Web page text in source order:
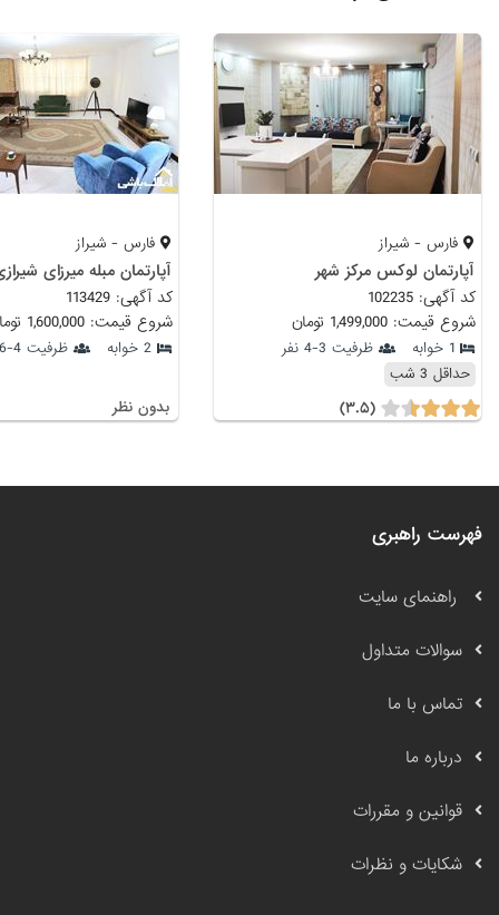
فارس - شیراز
آپارتمان لوکس مرکز شهر
کد آگهی: 102235
شروع قیمت: 1,499,000 تومان
1 خوابه
ظرفیت 3-4 نفر
حداقل 3 شب
(۳.۵)
فارس - شیراز
آپارتمان مبله میرزای
کد آگهی: 113429
شروع قیمت: 1,600,000 تومان
2 خوابه ظرفیت 4-6 نفر
بدون نظر
فهرست راهبری
راهنمای سایت
سوالات متداول
تماس با ما
درباره ما
قوانین و مقررات
شکایات و نظرات